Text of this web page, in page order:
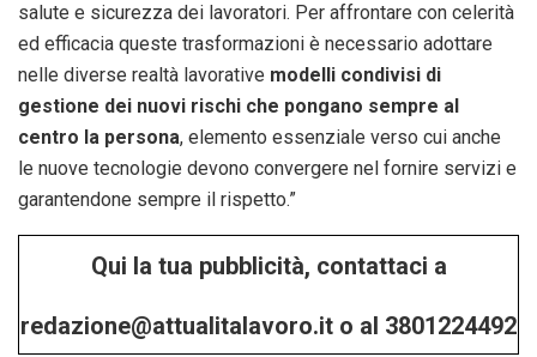
salute e sicurezza dei lavoratori. Per affrontare con celerità
ed efficacia queste trasformazioni è necessario adottare
nelle diverse realtà lavorative modelli condivisi di
gestione dei nuovi rischi che pongano sempre al
centro la persona, elemento essenziale verso cui anche
le nuove tecnologie devono convergere nel fornire servizi e
garantendone sempre il rispetto.”
Qui la tua pubblicità, contattaci a
redazione@attualitalavoro.it o al 3801224492